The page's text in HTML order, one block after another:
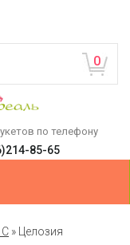
0
по телефону
85-65
» Целозия